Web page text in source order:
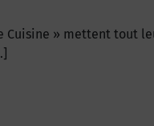
Cuisine » mettent tout